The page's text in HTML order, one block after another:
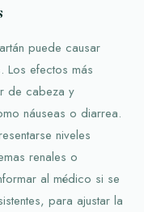
puede causar
Los efectos más
de cabeza y
náuseas o diarrea.
niveles
renales o
al médico si se
para ajustar la